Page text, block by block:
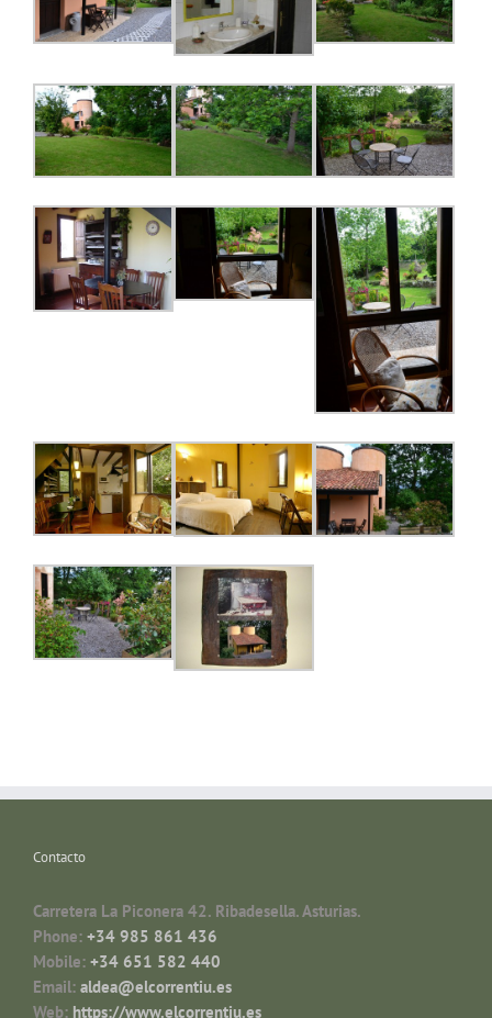
Contacto
Carretera La Piconera 42. Ribadesella. Asturias.
Phone: +34 985 861 436
Mobile: +34 651 582 440
Email: aldea@elcorrentiu.es
Web: https://www.elcorrentiu.es